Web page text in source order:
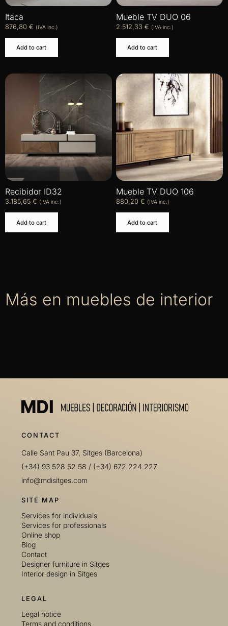
Itaca
876,80 € (IVA inc.)
Add to cart
Mueble TV DUO 06
2.512,33 € (IVA inc.)
Add to cart
Recibidor ID32
3.185,65 € (IVA inc.)
Add to cart
Mueble TV DUO 106
880,20 € (IVA inc.)
Add to cart
Más en muebles de interior
CONTACT
Calle Sant Pau 37, Sitges (Barcelona)
(+34) 93 528 52 58 / (+34) 672 224 227
info@mdisitges.com
SITE MAP
Services for individuals
Services for professionals
Online shop
Blog
Contact
Designer furniture in Sitges
Interior design in Sitges
LEGAL
Legal notice
Terms and conditions